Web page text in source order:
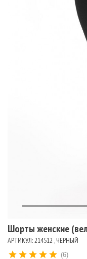
Шорты женские
АРТИКУЛ: 214512 , ЧЕРНЫЙ
(6)